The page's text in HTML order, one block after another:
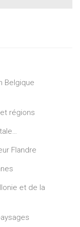
Belgique
régions
Flandre
et de la